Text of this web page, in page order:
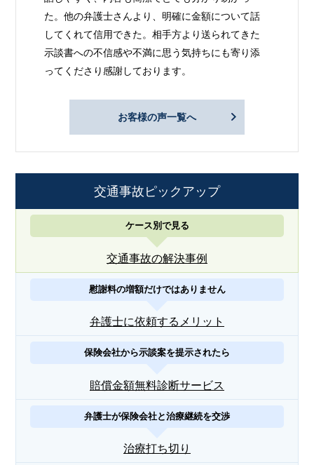
た。他の弁護士さんより、明確に金額について話
してくれて信用できた。相手方より送られてきた
示談書への不信感や不満に思う気持ちにも寄り添
ってくださり感謝しております。
お客様の声一覧へ
交通事故ピックアップ
ケース別で見る
交通事故の解決事例
慰謝料の増額だけではありません
弁護士に依頼するメリット
保険会社から示談案を提示されたら
賠償金額無料診断サービス
弁護士が保険会社と治療継続を交渉
治療打ち切り